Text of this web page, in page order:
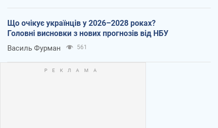
Що очікує українців у 2026–2028 роках?
Головні висновки з нових прогнозів від НБУ
Василь Фурман 561